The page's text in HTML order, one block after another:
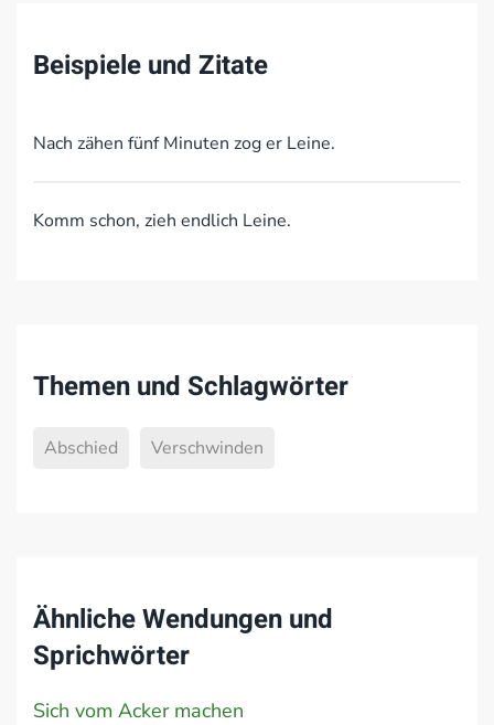
Beispiele und Zitate
Nach zähen fünf Minuten zog er Leine.
Komm schon, zieh endlich Leine.
Themen und Schlagwörter
Abschied Verschwinden
Ähnliche Wendungen und
Sprichwörter
Sich vom Acker machen